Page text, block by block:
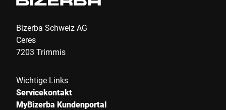
Bizerba Schweiz AG
Ceres
7203 Trimmis
Wichtige Links
Servicekontakt
MyBizerba Kundenportal